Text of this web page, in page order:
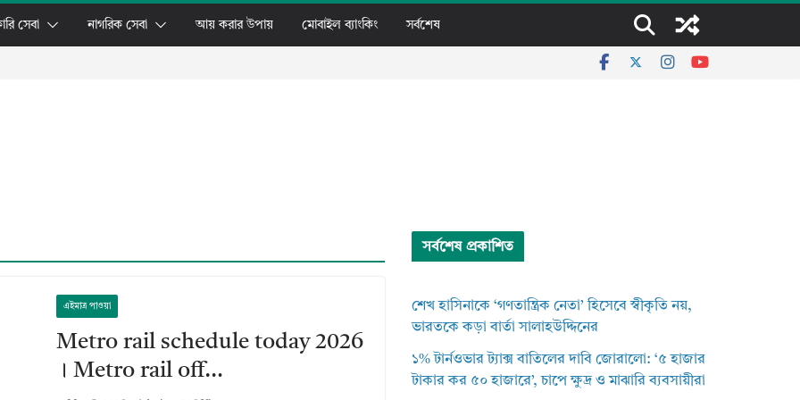
সেবা নাগরিক সেবা আয় করার উপায় মোবাইল ব্যাংকিং সর্বশেষ
এইমাত্র পাওয়া
Metro rail schedule today 2026
। Metro rail off…
সর্বশেষ প্রকাশিত
শেখ হাসিনাকে ‘গণতান্ত্রিক নেতা’ হিসেবে স্বীকৃতি নয়,
ভারতকে কড়া বার্তা সালাহউদ্দিনের
১% টার্নওভার ট্যাক্স বাতিলের দাবি জোরালো: ‘৫ হাজার
টাকার কর ৫০ হাজারে’, চাপে ক্ষুদ্র ও মাঝারি ব্যবসায়ীরা